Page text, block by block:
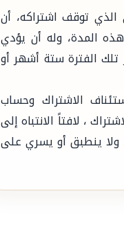
الذي توقف اشتراكه، أن
المدة، وله أن يؤدي
تلك الفترة ستة أشهر أو
الاشتراك وحساب
، لافتاً الانتباه إلى
ولا ينطبق أو يسري على